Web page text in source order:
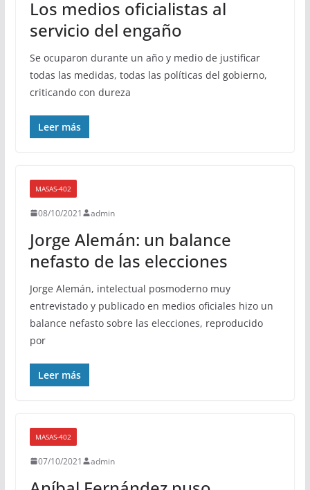
Los medios oficialistas al
servicio del engaño
Se ocuparon durante un año y medio de justificar
todas las medidas, todas las políticas del gobierno,
criticando con dureza
Leer más
MASAS-402
08/10/2021 admin
Jorge Alemán: un balance
nefasto de las elecciones
Jorge Alemán, intelectual posmoderno muy
entrevistado y publicado en medios oficiales hizo un
balance nefasto sobre las elecciones, reproducido
por
Leer más
MASAS-402
07/10/2021 admin